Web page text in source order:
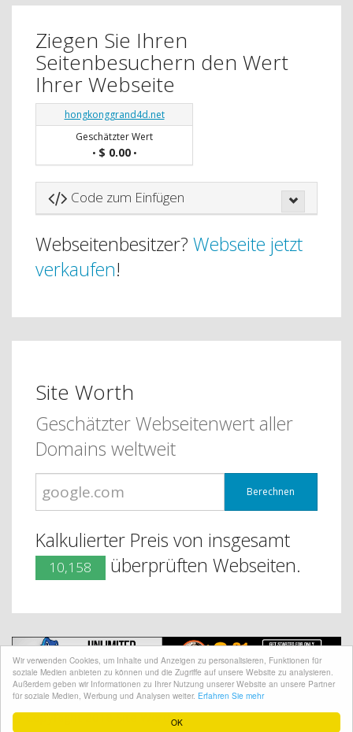
OK
Wir verwenden Cookies, um Inhalte und Anzeigen zu personalisieren, Funktionen für
soziale Medien anbieten zu können und die Zugriffe auf unsere Website zu analysieren.
Außerdem geben wir Informationen zu Ihrer Nutzung unserer Website an unsere Partner
für soziale Medien, Werbung und Analysen weiter. Erfahren Sie mehr
Ziegen Sie Ihren
Seitenbesuchern den Wert
Ihrer Webseite
hongkonggrand4d.net
Geschätzter Wert
• $ 0.00•
Code zum Einfügen
Webseitenbesitzer? Webseite jetzt
verkaufen!
Site Worth
Geschätzter Webseitenwert aller
Domains weltweit
Berechnen
Kalkulierter Preis von insgesamt
10,158 überprüften Webseiten.
@ CopyRight 2018 Site Worth